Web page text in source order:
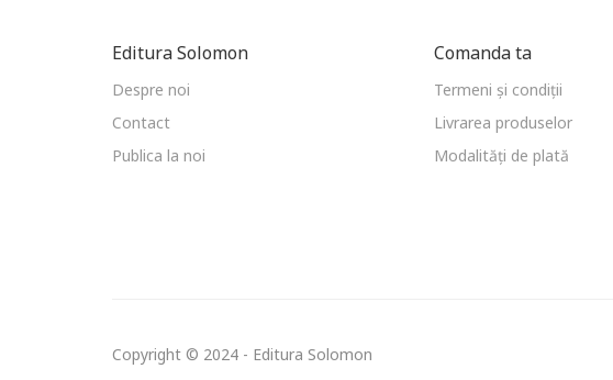
Editura Solomon
Despre noi
Contact
Publica la noi
Comanda ta
Termeni și condiții
Livrarea produselor
Modalități de plată
Copyright © 2024 - Editura Solomon